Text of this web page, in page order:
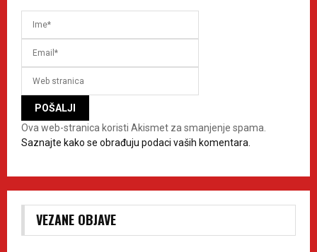
Ova web-stranica koristi Akismet za smanjenje spama.
Saznajte kako se obrađuju podaci vaših komentara.
VEZANE OBJAVE